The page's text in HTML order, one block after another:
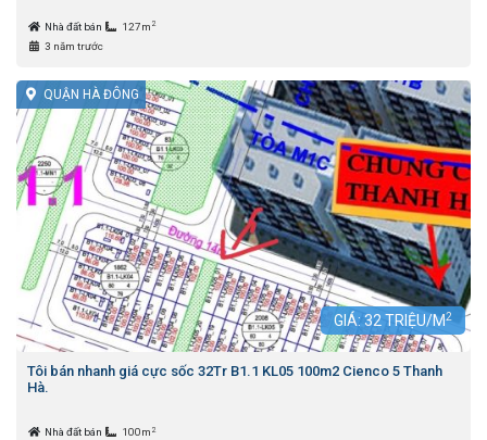
Nhà đất bán 127m 2
3 năm trước
QUẬN HÀ ĐÔNG
GIÁ: 32TRIỆU/M2
Tôi bán nhanh giá cực sốc 32Tr B1.1 KL05 100m2 Cienco 5 Thanh
Hà.
Nhà đất bán 100m 2